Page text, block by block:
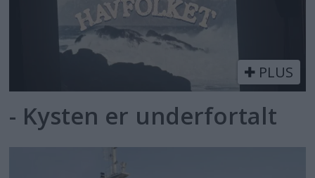
PLUS
- Kysten er underfortalt